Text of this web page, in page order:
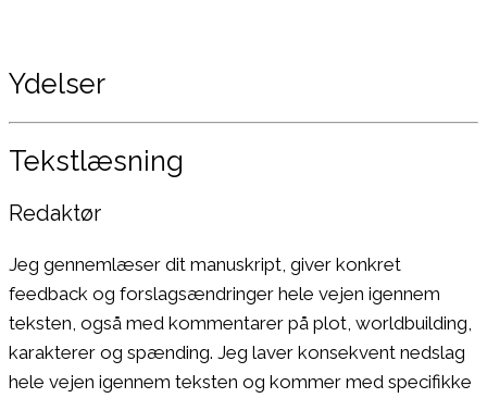
Ydelser
Tekstlæsning
Redaktør
Jeg gennemlæser dit manuskript, giver konkret
feedback og forslagsændringer hele vejen igennem
teksten, også med kommentarer på plot, worldbuilding,
karakterer og spænding. Jeg laver konsekvent nedslag
hele vejen igennem teksten og kommer med specifikke